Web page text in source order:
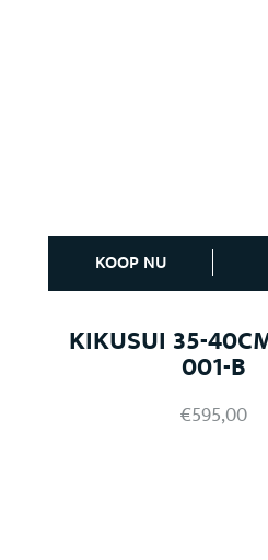
KOOP NU
KIKUSUI 35-
001-B
€595,00